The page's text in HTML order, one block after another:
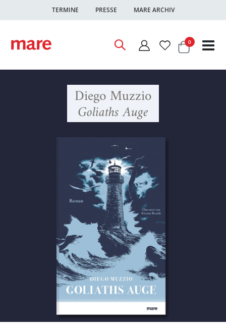
TERMINE PRESSE MARE ARCHIV
Warenkorb
0Artikel
Diego Muzzio
Goliaths Auge